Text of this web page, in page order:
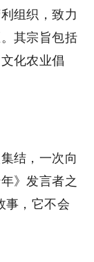
组织，致力
其宗旨包括
化农业倡
结，一次向
》发言者之
事，它不会